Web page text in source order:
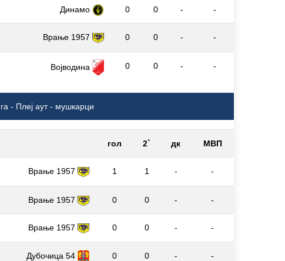
Динамо 0 0 - -
Врање 1957 0 0 - -
Војводина 0 0 - -
- Плеј аут - мушкарци
гол 2` дк МВП
Врање 1957 1 1 - -
Врање 1957 0 0 - -
Врање 1957 0 0 - -
Дубочица 54 0 0 - -